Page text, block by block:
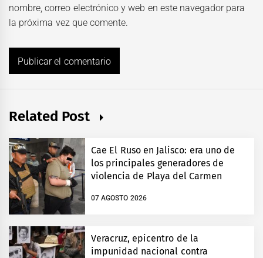
nombre, correo electrónico y web en este navegador para
la próxima vez que comente.
Related Post
Cae El Ruso en Jalisco: era uno de
los principales generadores de
violencia de Playa del Carmen
07 AGOSTO 2026
Veracruz, epicentro de la
impunidad nacional contra